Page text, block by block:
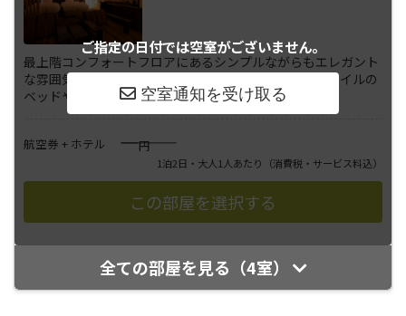
ご指定の日付では空室がございません。
最上階コンフォートフロアにあるシンプルながらもエレガント
な雰囲気のツインルームです。清潔感溢れるデュベスタイルの
ベッドや、液晶薄型テレビ・D... さらに表示
航空券 + ホテル ――――円
1泊2日・大人1人あたり （消費税・サービス料込）
全ての部屋を見る（4室）